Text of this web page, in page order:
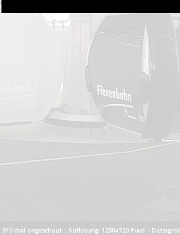
910 mal angeschaut| Auflösung: 1280x720 Pixel |